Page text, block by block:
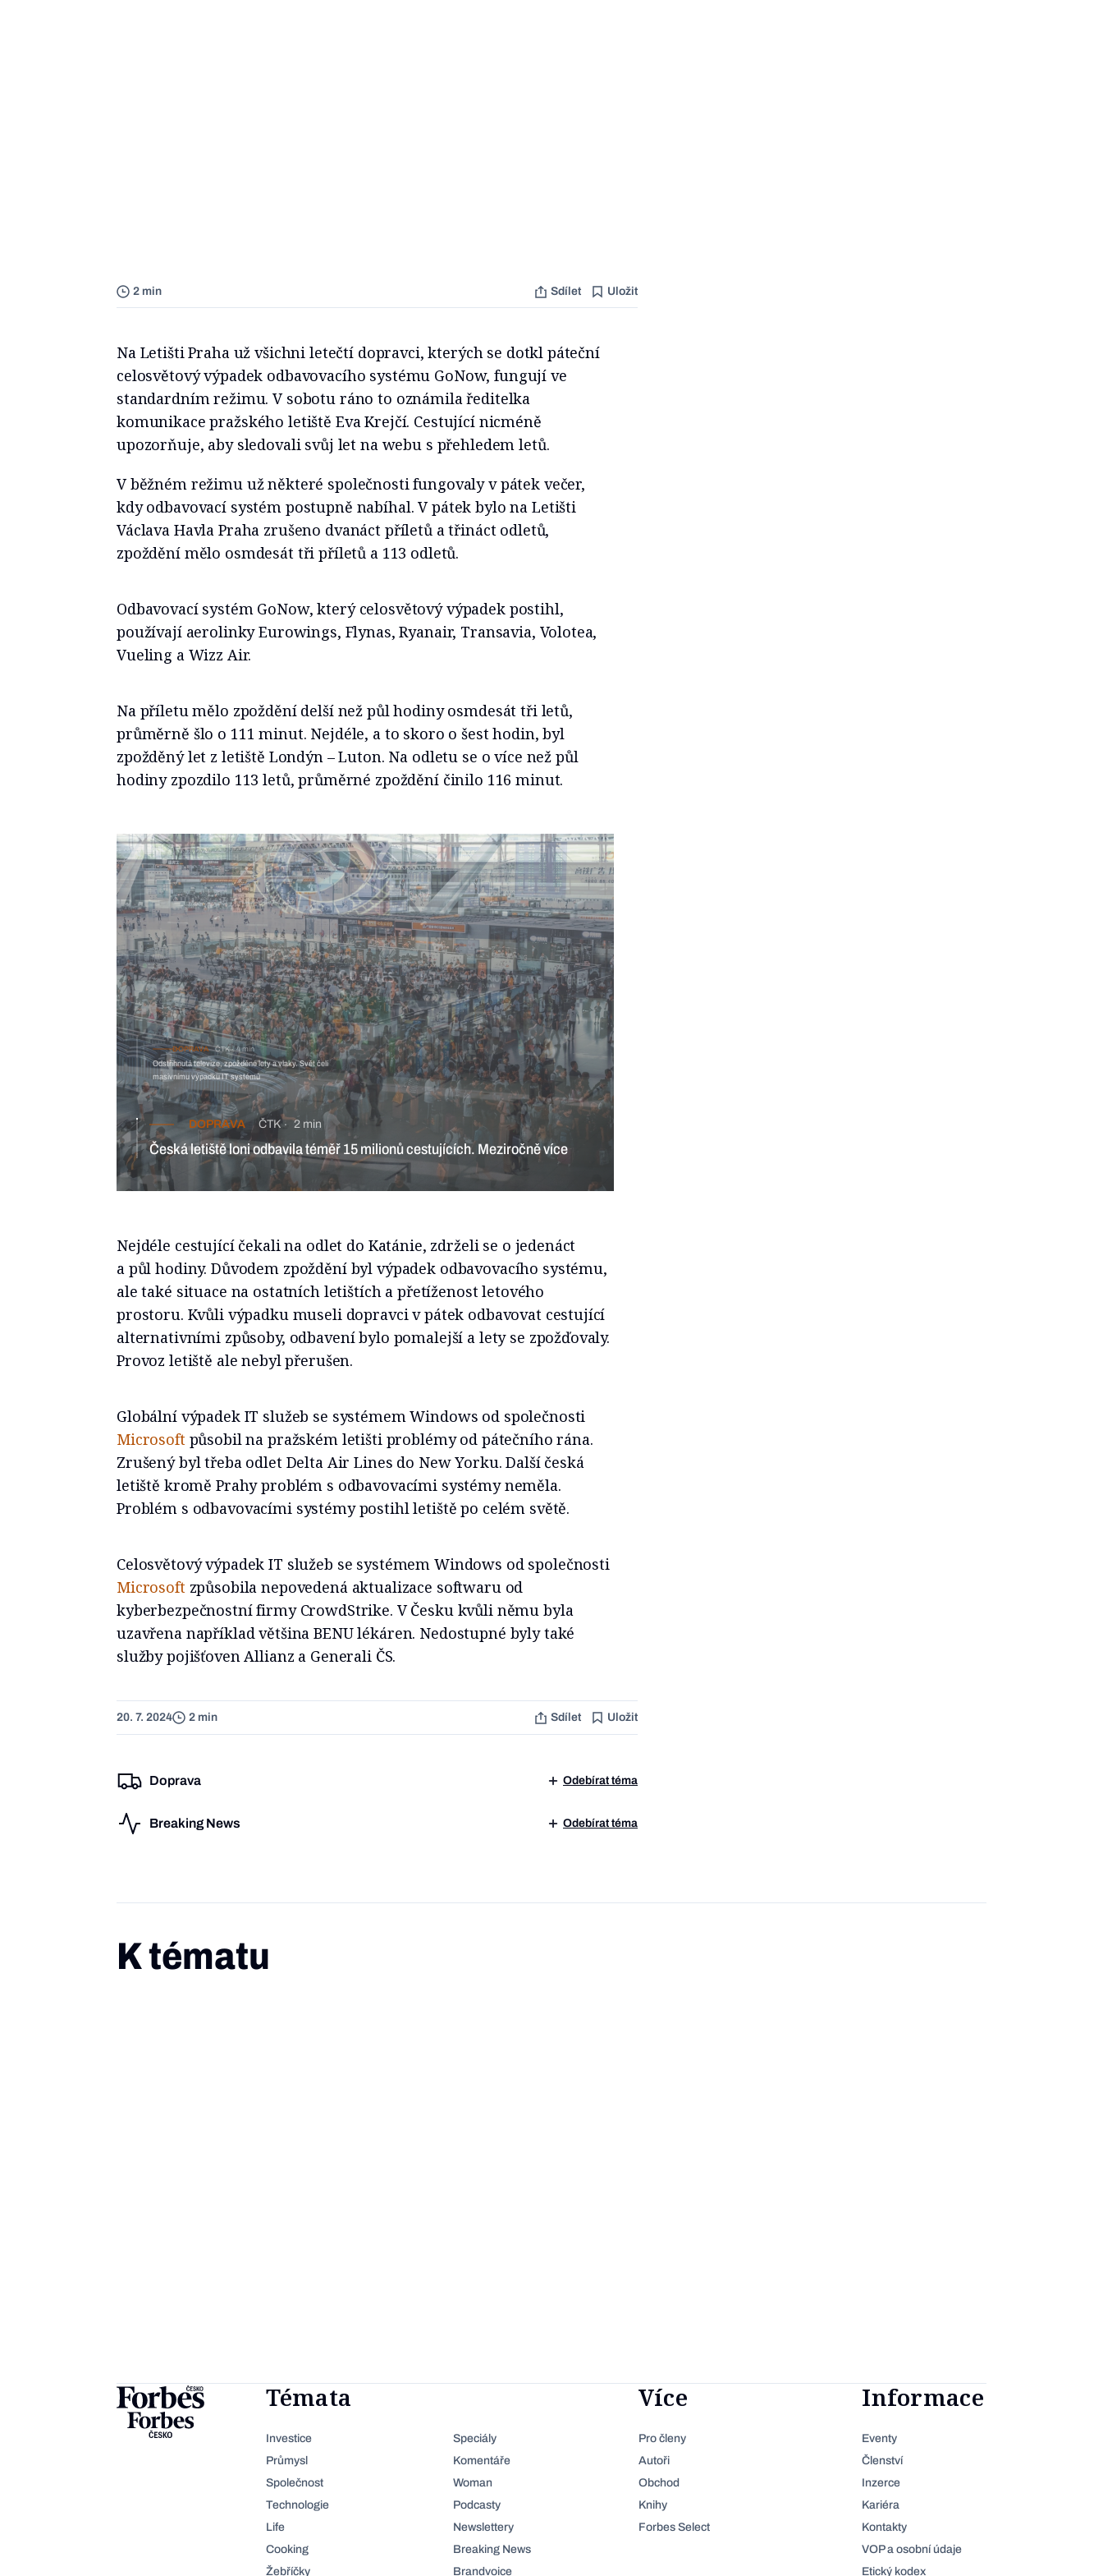
2 min Sdílet Uložit
Na Letišti Praha už všichni letečtí dopravci, kterých se dotkl páteční
celosvětový výpadek odbavovacího systému GoNow, fungují ve
standardním režimu. V sobotu ráno to oznámila ředitelka
komunikace pražského letiště Eva Krejčí. Cestující nicméně
upozorňuje, aby sledovali svůj let na webu s přehledem letů.
V běžném režimu už některé společnosti fungovaly v pátek večer,
kdy odbavovací systém postupně nabíhal. V pátek bylo na Letišti
Václava Havla Praha zrušeno dvanáct příletů a třináct odletů,
zpoždění mělo osmdesát tři příletů a 113 odletů.
Odbavovací systém GoNow, který celosvětový výpadek postihl,
používají aerolinky Eurowings, Flynas, Ryanair, Transavia, Volotea,
Vueling a Wizz Air.
Na příletu mělo zpoždění delší než půl hodiny osmdesát tři letů,
průměrně šlo o 111 minut. Nejdéle, a to skoro o šest hodin, byl
zpožděný let z letiště Londýn – Luton. Na odletu se o více než půl
hodiny zpozdilo 113 letů, průměrné zpoždění činilo 116 minut.
DOPRAVA ČTK 4 min
Odstřihnutá televize, zpožděné lety a vlaky. Svět čelí masivnímu
výpadku IT systémů
DOPRAVA ČTK 2 min
Česká letiště loni odbavila téměř 15 milionů cestujících. Meziročně více
Nejdéle cestující čekali na odlet do Katánie, zdrželi se o jedenáct
a půl hodiny. Důvodem zpoždění byl výpadek odbavovacího systému,
ale také situace na ostatních letištích a přetíženost letového
prostoru. Kvůli výpadku museli dopravci v pátek odbavovat cestující
alternativními způsoby, odbavení bylo pomalejší a lety se zpožďovaly.
Provoz letiště ale nebyl přerušen.
Globální výpadek IT služeb se systémem Windows od společnosti
Microsoftpůsobil na pražském letišti problémy od pátečního rána.
Zrušený byl třeba odlet Delta Air Lines do New Yorku. Další česká
letiště kromě Prahy problém s odbavovacími systémy neměla.
Problém s odbavovacími systémy postihl letiště po celém světě.
Celosvětový výpadek IT služeb se systémem Windows od společnosti
Microsoftzpůsobila nepovedená aktualizace softwaru od
kyberbezpečnostní firmy CrowdStrike. V Česku kvůli němu byla
uzavřena například většina BENU lékáren. Nedostupné byly také
služby pojišťoven Allianz a Generali ČS.
20. 7. 2024 2 min Sdílet Uložit
Doprava Odebírat téma
Breaking News Odebírat téma
K tématu
Témata
Investice
Průmysl
Společnost
Technologie
Life
Cooking
Žebříčky
Speciály
Komentáře
Woman
Podcasty
Newslettery
Breaking News
Brandvoice
Více
Pro členy
Autoři
Obchod
Knihy
Forbes Select
Informace
Eventy
Členství
Inzerce
Kariéra
Kontakty
VOP a osobní údaje
Etický kodex